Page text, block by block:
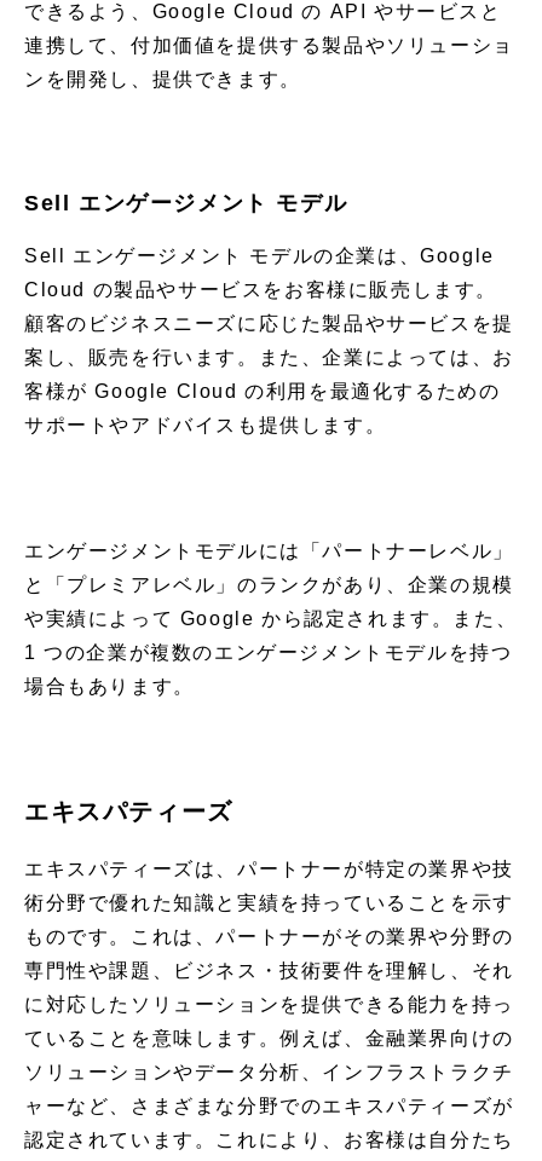
できるよう、Google Cloud の API やサービスと
連携して、付加価値を提供する製品やソリューショ
ンを開発し、提供できます。
Sell エンゲージメント モデル
Sell エンゲージメント モデルの企業は、Google
Cloud の製品やサービスをお客様に販売します。
顧客のビジネスニーズに応じた製品やサービスを提
案し、販売を行います。また、企業によっては、お
客様が Google Cloud の利用を最適化するための
サポートやアドバイスも提供します。
エンゲージメントモデルには「パートナーレベル」
と「プレミアレベル」のランクがあり、企業の規模
や実績によって Google から認定されます。また、
1 つの企業が複数のエンゲージメントモデルを持つ
場合もあります。
エキスパティーズ
エキスパティーズは、パートナーが特定の業界や技
術分野で優れた知識と実績を持っていることを示す
ものです。これは、パートナーがその業界や分野の
専門性や課題、ビジネス・技術要件を理解し、それ
に対応したソリューションを提供できる能力を持っ
ていることを意味します。例えば、金融業界向けの
ソリューションやデータ分析、インフラストラクチ
ャーなど、さまざまな分野でのエキスパティーズが
認定されています。これにより、お客様は自分たち